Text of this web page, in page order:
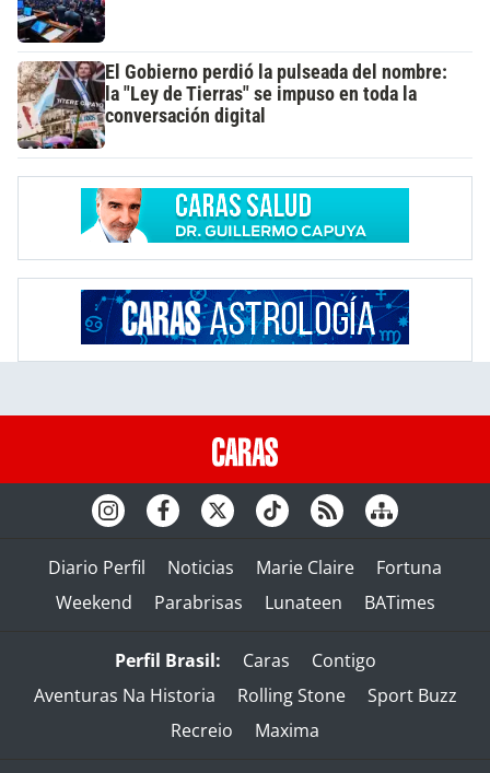
El Gobierno perdió la pulseada del nombre:
la "Ley de Tierras" se impuso en toda la
conversación digital
Diario Perfil Noticias Marie Claire
Fortuna
Weekend
Parabrisas Lunateen BATimes
Perfil Brasil: Caras
Contigo
Aventuras Na Historia
Rolling Stone
Sport Buzz
Recreio
Maxima